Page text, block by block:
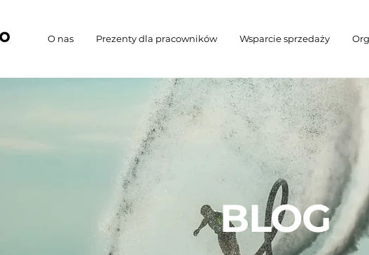
O nas Prezenty dla pracowników Wsparcie sprzedaży
BLOG